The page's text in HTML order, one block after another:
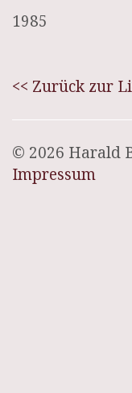
1985
<< Zurück zur
© 2026 Harald
Impressum